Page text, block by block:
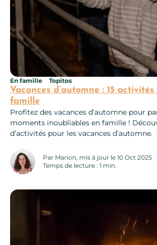
Vacances d’automne : 15
famille
En famille Topitos
Profitez des vacances d’automne pour
moments inoubliables en famille !
d’activités pour les vacances d’automne.
Par Marion, mis à jour le 10 Oct 2025
Temps de lecture : 1 min.